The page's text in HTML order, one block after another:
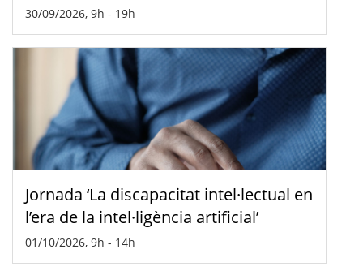
30/09/2026, 9h - 19h
Jornada ‘La discapacitat intel·lectual en
l’era de la intel·ligència artificial’
01/10/2026, 9h - 14h